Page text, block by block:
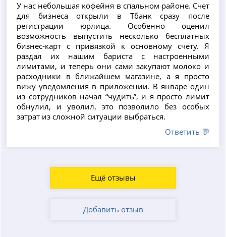
У нас небольшая кофейня в спальном районе. Счет
для бизнеса открыли в Тбанк сразу после
регистрации юрлица. Особенно оценил
возможность выпустить несколько бесплатных
бизнес-карт с привязкой к основному счету. Я
раздал их нашим бариста с настроенными
лимитами, и теперь они сами закупают молоко и
расходники в ближайшем магазине, а я просто
вижу уведомления в приложении. В январе один
из сотрудников начал “чудить”, и я просто лимит
обнулил, и уволил, это позволило без особых
затрат из сложной ситуации выбраться.
Ответить 💬
Ещё отзывы
Добавить отзыв